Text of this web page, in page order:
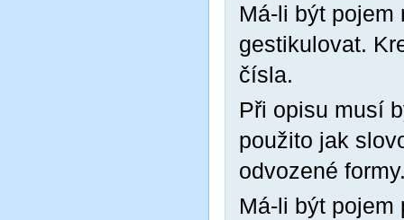
Má-li být pojem
gestikulovat.
čísla.
Při opisu musí
použito jak
odvozené
Má-li být pojem